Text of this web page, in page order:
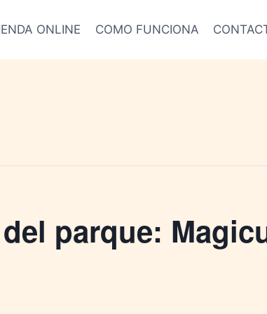
ONLINE COMO FUNCIONA
parque: